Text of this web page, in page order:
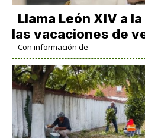
Llama León XIV a
las vacaciones de
Con información de